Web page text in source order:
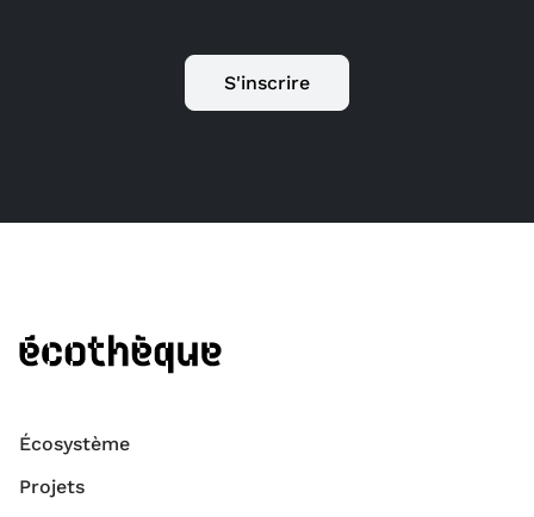
S'inscrire
Écosystème
Projets